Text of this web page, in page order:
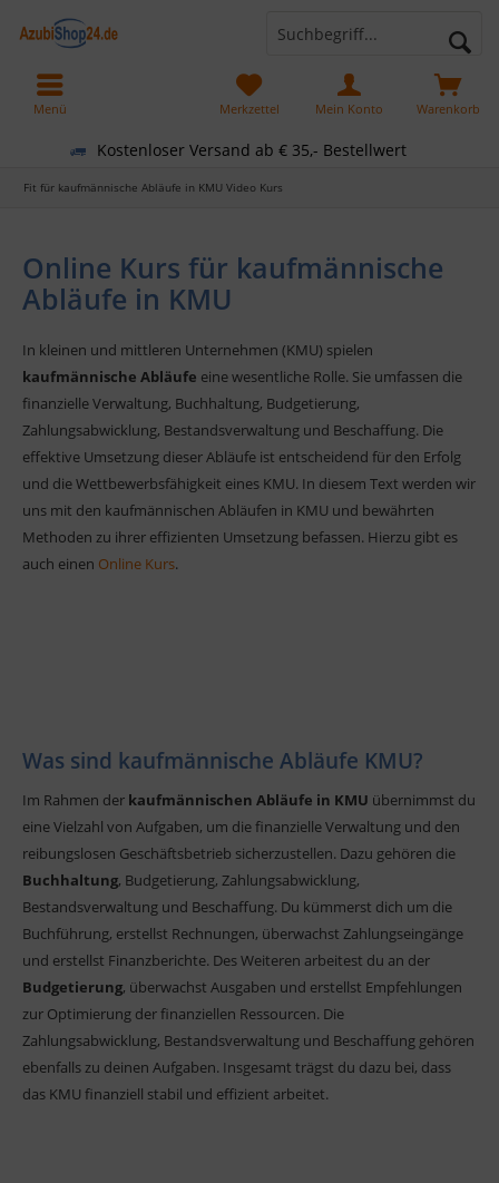
Kostenloser Versand ab € 35,- Bestellwert
Warenkorb
Merkzettel Mein Konto
Menü
Fit für kaufmännische Abläufe in KMU Video Kurs
Online Kurs für kaufmännische
Abläufe in KMU
In kleinen und mittleren Unternehmen (KMU) spielen
kaufmännische Abläufe eine wesentliche Rolle. Sie umfassen die
finanzielle Verwaltung, Buchhaltung, Budgetierung,
Zahlungsabwicklung, Bestandsverwaltung und Beschaffung. Die
effektive Umsetzung dieser Abläufe ist entscheidend für den Erfolg
und die Wettbewerbsfähigkeit eines KMU. In diesem Text werden wir
uns mit den kaufmännischen Abläufen in KMU und bewährten
Methoden zu ihrer effizienten Umsetzung befassen. Hierzu gibt es
auch einen Online Kurs.
Was sind kaufmännische Abläufe KMU?
Im Rahmen der kaufmännischen Abläufe in KMU übernimmst du
eine Vielzahl von Aufgaben, um die finanzielle Verwaltung und den
reibungslosen Geschäftsbetrieb sicherzustellen. Dazu gehören die
Buchhaltung, Budgetierung, Zahlungsabwicklung,
Bestandsverwaltung und Beschaffung. Du kümmerst dich um die
Buchführung, erstellst Rechnungen, überwachst Zahlungseingänge
und erstellst Finanzberichte. Des Weiteren arbeitest du an der
Budgetierung, überwachst Ausgaben und erstellst Empfehlungen
zur Optimierung der finanziellen Ressourcen. Die
Zahlungsabwicklung, Bestandsverwaltung und Beschaffung gehören
ebenfalls zu deinen Aufgaben. Insgesamt trägst du dazu bei, dass
das KMU finanziell stabil und effizient arbeitet.